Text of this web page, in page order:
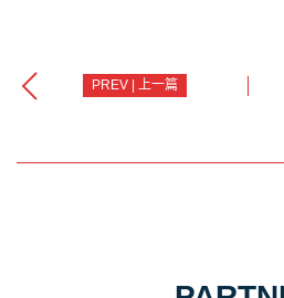
PREV | 上一篇